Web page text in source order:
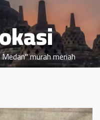
murah meriah